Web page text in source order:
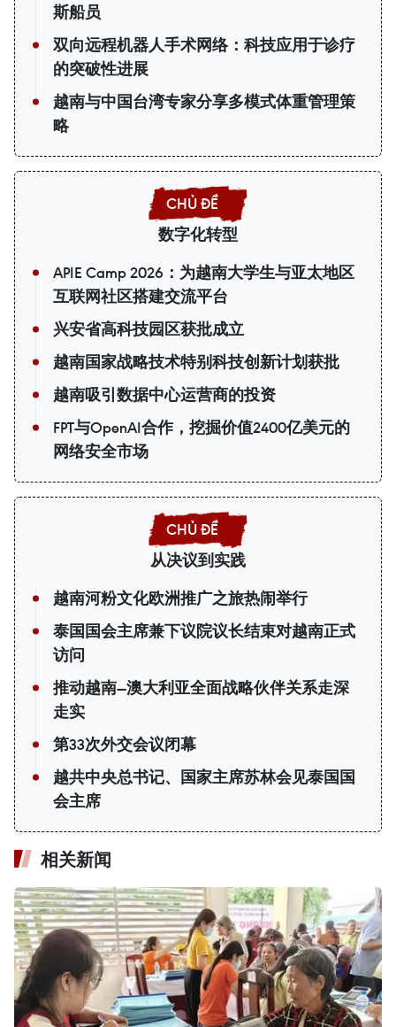
斯船员
双向远程机器人手术网络：科技应用于诊疗
的突破性进展
越南与中国台湾专家分享多模式体重管理策
略
数字化转型
APIE Camp 2026：为越南大学生与亚太地区
互联网社区搭建交流平台
兴安省高科技园区获批成立
越南国家战略技术特别科技创新计划获批
越南吸引数据中心运营商的投资
FPT与OpenAI合作，挖掘价值2400亿美元的
网络安全市场
从决议到实践
越南河粉文化欧洲推广之旅热闹举行
泰国国会主席兼下议院议长结束对越南正式
访问
推动越南—澳大利亚全面战略伙伴关系走深
走实
第33次外交会议闭幕
越共中央总书记、国家主席苏林会见泰国国
会主席
相关新闻